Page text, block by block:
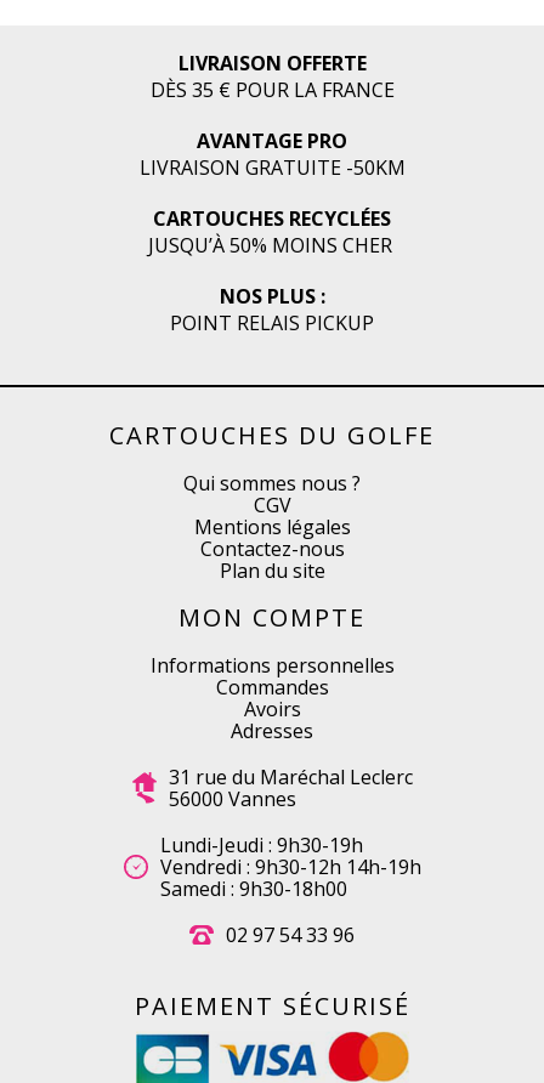
LIVRAISON OFFERTE
DÈS 35 € POUR LA FRANCE
AVANTAGE PRO
LIVRAISON GRATUITE -50KM
CARTOUCHES RECYCLÉES
JUSQU’À 50% MOINS CHER
NOS PLUS :
POINT RELAIS PICKUP
CARTOUCHES DU GOLFE
Qui sommes nous ?
CGV
Mentions légales
Contactez-nous
Plan du site
MON COMPTE
Informations personnelles
Commandes
Avoirs
Adresses
31 rue du Maréchal Leclerc
56000 Vannes
Lundi-Jeudi : 9h30-19h
Vendredi : 9h30-12h 14h-19h
Samedi : 9h30-18h00
02 97 54 33 96
PAIEMENT SÉCURISÉ